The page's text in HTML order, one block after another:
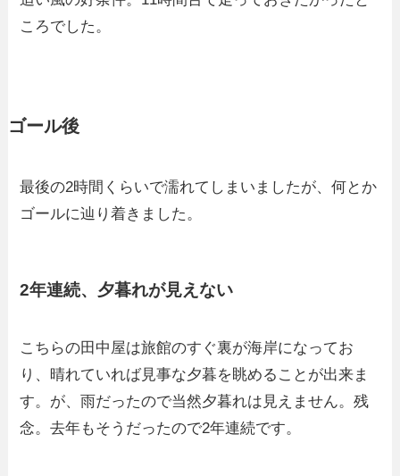
ころでした。
ゴール後
最後の2時間くらいで濡れてしまいましたが、何とか
ゴールに辿り着きました。
2年連続、夕暮れが見えない
こちらの田中屋は旅館のすぐ裏が海岸になってお
り、晴れていれば見事な夕暮を眺めることが出来ま
す。が、雨だったので当然夕暮れは見えません。残
念。去年もそうだったので2年連続です。